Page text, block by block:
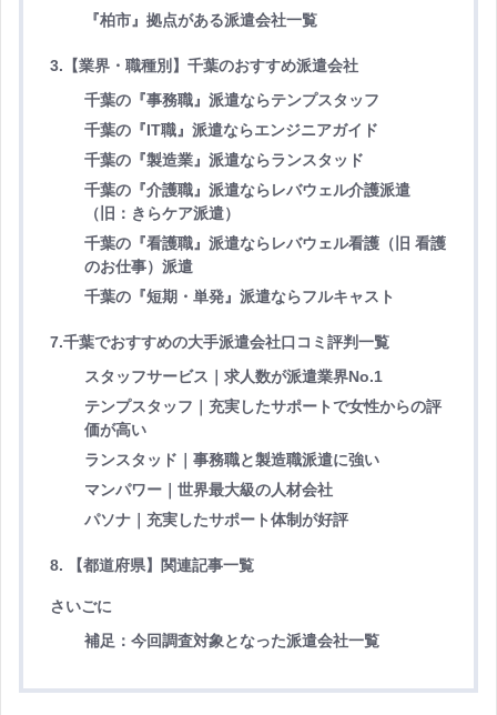
『柏市』拠点がある派遣会社一覧
3.【業界・職種別】千葉のおすすめ派遣会社
千葉の『事務職』派遣ならテンプスタッフ
千葉の『IT職』派遣ならエンジニアガイド
千葉の『製造業』派遣ならランスタッド
千葉の『介護職』派遣ならレバウェル介護派遣
（旧：きらケア派遣）
千葉の『看護職』派遣ならレバウェル看護（旧 看護
のお仕事）派遣
千葉の『短期・単発』派遣ならフルキャスト
7.千葉でおすすめの大手派遣会社口コミ評判一覧
スタッフサービス｜求人数が派遣業界No.1
テンプスタッフ｜充実したサポートで女性からの評
価が高い
ランスタッド｜事務職と製造職派遣に強い
マンパワー｜世界最大級の人材会社
パソナ｜充実したサポート体制が好評
8. 【都道府県】関連記事一覧
さいごに
補足：今回調査対象となった派遣会社一覧